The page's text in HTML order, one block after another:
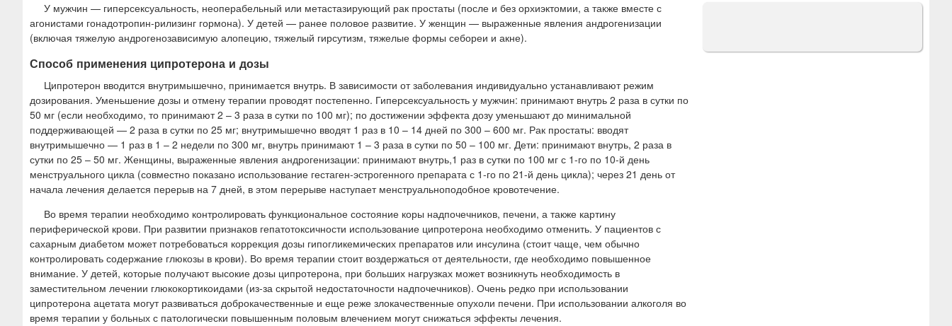
У мужчин — гиперсексуальность, неоперабельный или метастазирующий рак простаты (после и без орхиэктомии, а также вместе с
агонистами гонадотропин-рилизинг гормона). У детей — ранее половое развитие. У женщин — выраженные явления андрогенизации
(включая тяжелую андрогенозависимую алопецию, тяжелый гирсутизм, тяжелые формы себореи и акне).
Способ применения ципротерона и дозы
Ципротерон вводится внутримышечно, принимается внутрь. В зависимости от заболевания индивидуально устанавливают режим
дозирования. Уменьшение дозы и отмену терапии проводят постепенно. Гиперсексуальность у мужчин: принимают внутрь 2 раза в сутки по
50 мг (если необходимо, то принимают 2 – 3 раза в сутки по 100 мг); по достижении эффекта дозу уменьшают до минимальной
поддерживающей — 2 раза в сутки по 25 мг; внутримышечно вводят 1 раз в 10 – 14 дней по 300 – 600 мг. Рак простаты: вводят
внутримышечно — 1 раз в 1 – 2 недели по 300 мг, внутрь принимают 1 – 3 раза в сутки по 50 – 100 мг. Дети: принимают внутрь, 2 раза в
сутки по 25 – 50 мг. Женщины, выраженные явления андрогенизации: принимают внутрь,1 раз в сутки по 100 мг с 1-го по 10-й день
менструального цикла (совместно показано использование гестаген-эстрогенного препарата с 1-го по 21-й день цикла); через 21 день от
начала лечения делается перерыв на 7 дней, в этом перерыве наступает менструальноподобное кровотечение.
Во время терапии необходимо контролировать функциональное состояние коры надпочечников, печени, а также картину
периферической крови. При развитии признаков гепатотоксичности использование ципротерона необходимо отменить. У пациентов с
сахарным диабетом может потребоваться коррекция дозы гипогликемических препаратов или инсулина (стоит чаще, чем обычно
контролировать содержание глюкозы в крови). Во время терапии стоит воздержаться от деятельности, где необходимо повышенное
внимание. У детей, которые получают высокие дозы ципротерона, при больших нагрузках может возникнуть необходимость в
заместительном лечении глюкокортикоидами (из-за скрытой недостаточности надпочечников). Очень редко при использовании
ципротерона ацетата могут развиваться доброкачественные и еще реже злокачественные опухоли печени. При использовании алкоголя во
время терапии у больных с патологически повышенным половым влечением могут снижаться эффекты лечения.